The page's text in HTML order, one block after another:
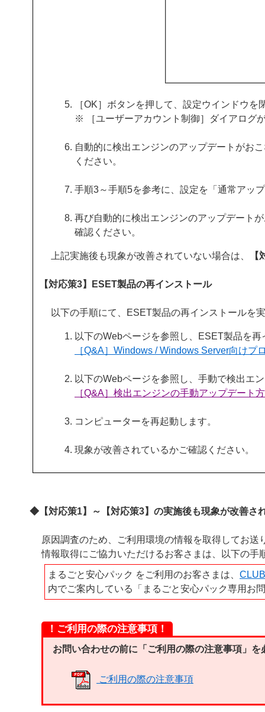
［OK］ボタンを押して、設定ウインドウを
※ ［ユーザーアカウント制御］ダイアログ
自動的に検出エンジンのアップデートがお
ください。
手順3～手順5を参考に、設定を「通常アッ
再び自動的に検出エンジンのアップデート
確認ください。
上記実施後も現象が改善されていない場合は、 【
【対応策3】ESET製品の再インストール
以下の手順にて、ESET製品の再インストールを
以下のWebページを参照し、ESET製品を
［Q&A］Windows / Windows Server向けプ
以下のWebページを参照し、手動で検出エ
［Q&A］検出エンジンの手動アップデート
コンピューターを再起動します。
現象が改善されているかご確認ください。
◆【対応策1】～【対応策3】の実施後も現象が改善さ
原因調査のため、ご利用環境の情報を取得してお送
情報取得にご協力いただけるお客さまは、以下の
まるごと安心パック をご利用のお客さまは、
内でご案内している「まるごと安心パック専用お
！ご利用の際の注意事項！
お問い合わせの前に「 ご利用の際の注意事項 」
ご利用の際の注意事項